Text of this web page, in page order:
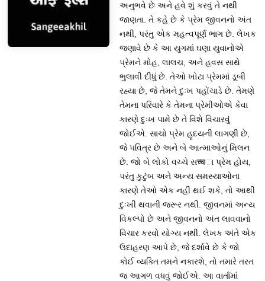
અનુભવે છે અને હવે શું કરવું તે નથી
જાણતા. તે કહે છે કે પ્રેમ જીવનનો અંત
નથી, પરંતુ એક મહત્વપૂર્ણ ભાગ છે. લેખક
જણાવે છે કે આ યુગમાં ઘણા યુવાનોએ
પ્રેમને મોહ, લાલચ, અને હવસ સાથે
ભુલાવી દીધું છે. તેઓ ખોટા પ્રેમમાં ડૂબી
રહ્યા છે, જે તેમને દુઃખ પહોંચાડે છે. તેમણે
તેમના પરિવારે કે તેમના પ્રેમીઓએ કેવા
કારણે દુઃખ પામે છે તે વિશે વિચારવું
જોઈએ. સાચો પ્રેમ હૃદયની લાગણી છે,
જે પવિત્ર છે અને બે આત્માઓનું મિલન
છે. જો બે લોકો વચ્ચે સच्चા પ્રેમ હોય,
પરંતુ કુટુંબ અને અન્ય સમસ્યાઓના
કારણે તેઓ એક નહીં થઈ શકે, તો આથી
દુઃખી થવાની જરૂર નથી. જીવનમાં અન્ય
વિકલ્પો છે અને જીવનનો અંત લાવવાનો
વિચાર કરવો યોગ્ય નથી. લેખક અંતે એક
ઉદાહરણ આપે છે, જે દર્શાવે છે કે જો
કોઈ વ્યક્તિ તમને નકારશે, તો તમારે તરત
જ આગળ વધવું જોઈએ. આ વાર્તામાં